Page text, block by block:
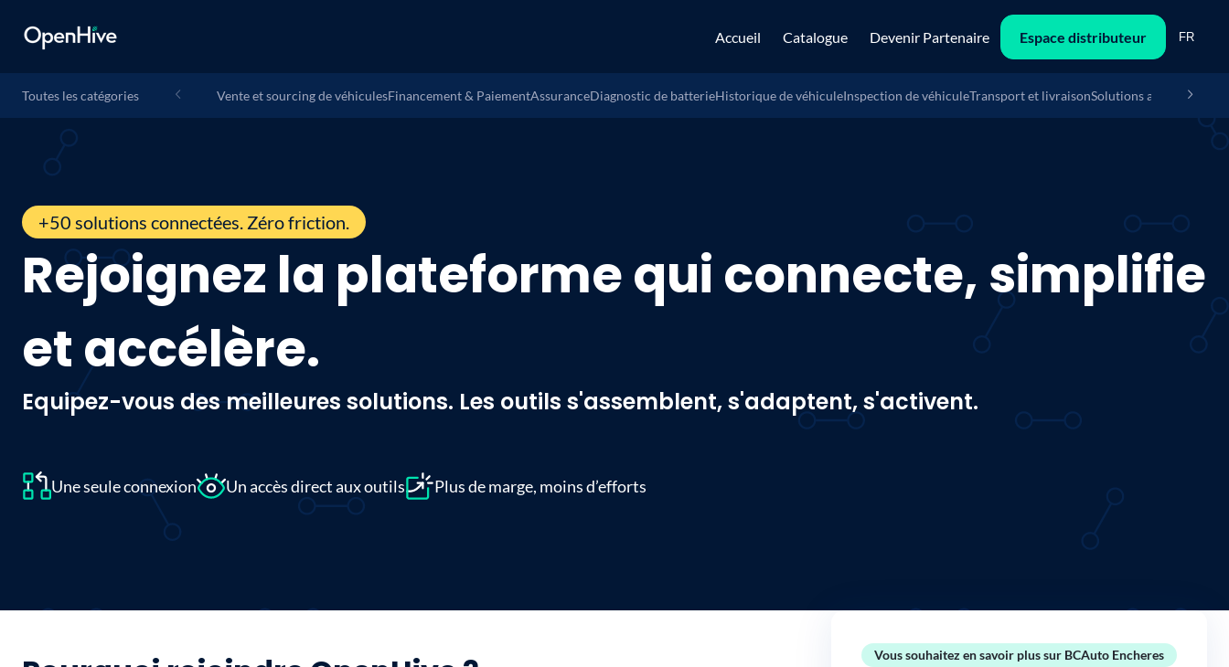
Accueil Catalogue Devenir Partenaire Espace distributeur FR
Toutes les catégories Vente et sourcing de véhiculesFinancement & PaiementAssuranceDiagnostic de batterieHistorique de véhiculeInspection de véhiculeTransport et livraisonSolutions anti-vol
+50 solutions connectées. Zéro friction.
Rejoignez la plateforme qui connecte, simplifie
et accélère.
Equipez-vous des meilleures solutions. Les outils s'assemblent, s'adaptent, s'activent.
Une seule connexion Un accès direct aux outils Plus de marge, moins d’efforts
Vous souhaitez en savoir plus sur BCAuto Encheres